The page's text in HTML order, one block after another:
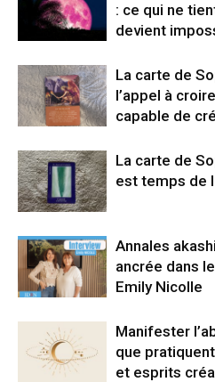
: ce qui ne
devient
La carte de
l’appel à
capable de
La carte de
est temps de
Annales
ancrée dans
Emily Nicolle
Manifester
que
et esprits